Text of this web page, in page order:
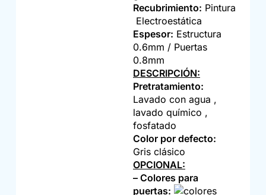
Recubrimiento: Pintura
Electroestática
Espesor: Estructura
0.6mm / Puertas
0.8mm
DESCRIPCIÓN:
Pretratamiento:
Lavado con agua ,
lavado químico ,
fosfatado
Color por defecto:
Gris clásico
OPCIONAL:
– Colores para
puertas: